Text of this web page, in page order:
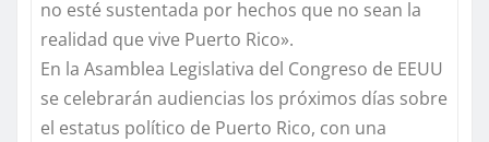
no esté sustentada por hechos que no sean la
realidad que vive Puerto Rico».
En la Asamblea Legislativa del Congreso de EEUU
se celebrarán audiencias los próximos días sobre
el estatus político de Puerto Rico, con una